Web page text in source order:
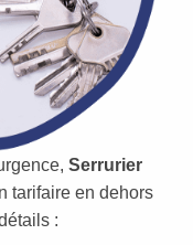
Serrurier
tarifaire en dehors
: